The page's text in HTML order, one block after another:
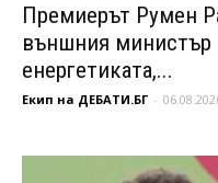
Премиерът Румен
външния министър
енергетиката,...
Екип на ДЕБАТИ.БГ -